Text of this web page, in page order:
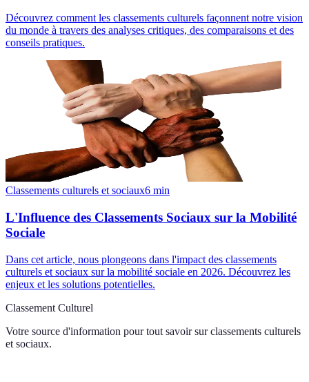
Découvrez comment les classements culturels façonnent notre vision
du monde à travers des analyses critiques, des comparaisons et des
conseils pratiques.
Classements culturels et sociaux6 min
L'Influence des Classements Sociaux sur la Mobilité
Sociale
Dans cet article, nous plongeons dans l'impact des classements
culturels et sociaux sur la mobilité sociale en 2026. Découvrez les
enjeux et les solutions potentielles.
Classement Culturel
Votre source d'information pour tout savoir sur classements culturels
et sociaux.